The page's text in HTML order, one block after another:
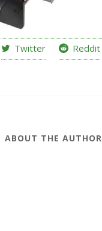
Twitter Reddit
ABOUT THE AUTHOR